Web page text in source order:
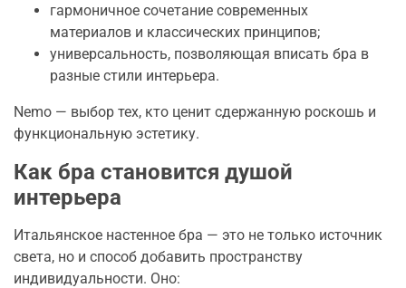
гармоничное сочетание современных
материалов и классических принципов;
универсальность, позволяющая вписать бра в
разные стили интерьера.
Nemo — выбор тех, кто ценит сдержанную роскошь и
функциональную эстетику.
Как бра становится душой
интерьера
Итальянское настенное бра — это не только источник
света, но и способ добавить пространству
индивидуальности. Оно: